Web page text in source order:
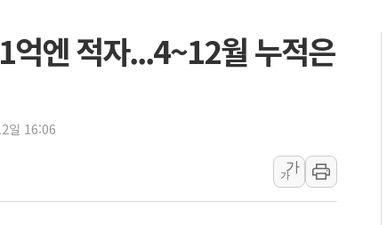
인천서 말다툼 중 어머니 살해 10
김민석, 강원·대구·경북 경선서
[속보] 민주, 강원 경선 결과 발표
정재헌 CEO, SKT 장기고객 400
엔 적자...4~12월 누적은
일 16:06
가
가